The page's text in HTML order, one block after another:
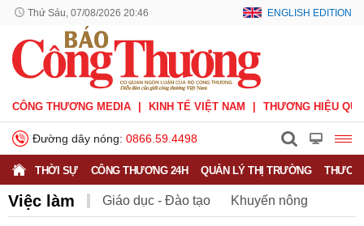
Thứ Sáu, 07/08/2026 20:46 ENGLISH EDITION
CÔNG THƯƠNG MEDIA KINH TẾ VIỆT NAM THƯƠNG HIỆU
Đường dây nóng: 0866.59.4498
THỜI SỰ CÔNG THƯƠNG 24H QUẢN LÝ THỊ TRƯỜNG
Việc làm Giáo dục - Đào tạo Khuyến nông